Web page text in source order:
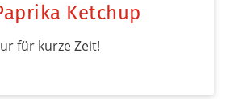
Ketchup
für kurze Zeit!